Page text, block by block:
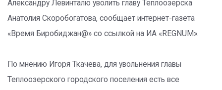
Александру Левинталю уволить главу Теплоозерска
Анатолия Скоробогатова, сообщает интернет-газета
«Время Биробиджан@» со ссылкой на ИА «REGNUM».
По мнению Игоря Ткачева, для увольнения главы
Теплоозерского городского поселения есть все